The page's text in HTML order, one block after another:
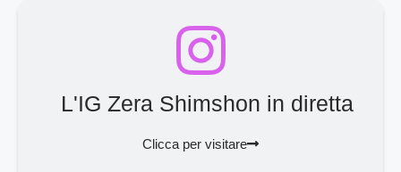
L'IG Zera Shimshon in diretta
Clicca per visitare